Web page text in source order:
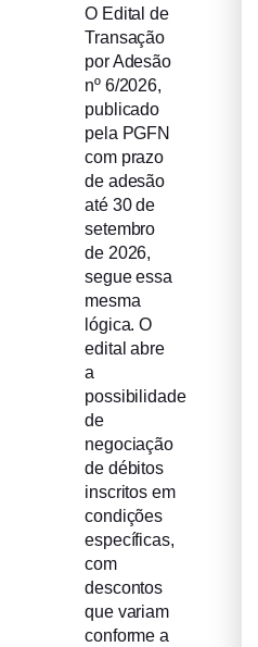
O Edital de
Transação
por Adesão
nº 6/2026,
publicado
pela PGFN
com prazo
de adesão
até 30 de
setembro
de 2026,
segue essa
mesma
lógica. O
edital abre
a
possibilidade
de
negociação
de débitos
inscritos em
condições
específicas,
com
descontos
que variam
conforme a